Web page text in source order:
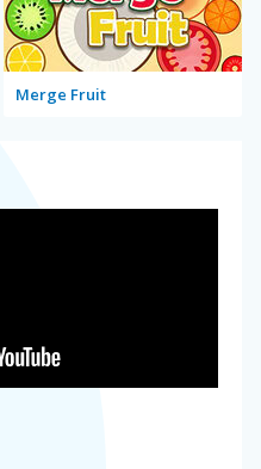
Merge Fruit